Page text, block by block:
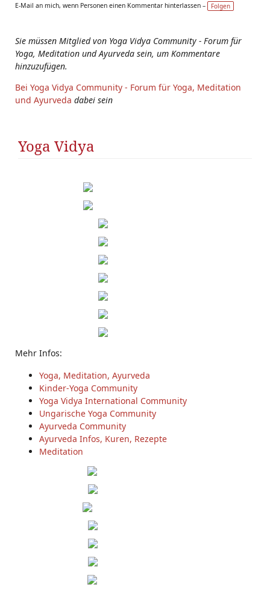
s:
E-Mail an mich, wenn Personen einen Kommentar hinterlassen –
Folgen
Sie müssen Mitglied von Yoga Vidya Community - Forum für
Yoga, Meditation und Ayurveda sein, um Kommentare
hinzuzufügen.
Bei Yoga Vidya Community - Forum für Yoga, Meditation
und Ayurveda dabei sein
Yoga Vidya
Mehr Infos:
Yoga, Meditation, Ayurveda
Kinder-Yoga Community
Yoga Vidya International Community
Ungarische Yoga Community
Ayurveda Community
Ayurveda Infos, Kuren, Rezepte
Meditation